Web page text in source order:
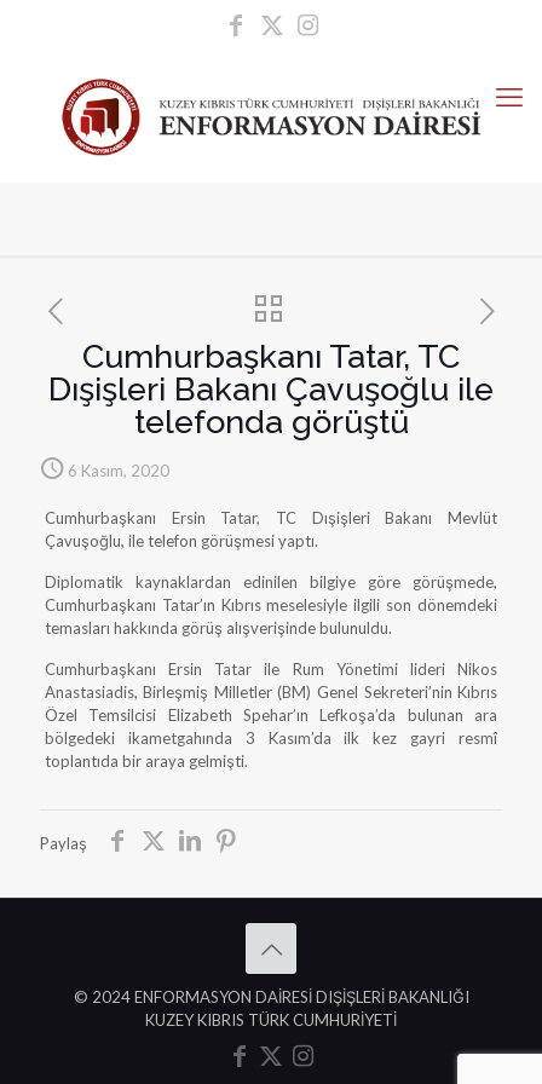
Cumhurbaşkanı Tatar, TC
Dışişleri Bakanı Çavuşoğlu ile
telefonda görüştü
6 Kasım, 2020
Cumhurbaşkanı Ersin Tatar, TC Dışişleri Bakanı Mevlüt
Çavuşoğlu, ile telefon görüşmesi yaptı.
Diplomatik kaynaklardan edinilen bilgiye göre görüşmede,
Cumhurbaşkanı Tatar’ın Kıbrıs meselesiyle ilgili son dönemdeki
temasları hakkında görüş alışverişinde bulunuldu.
Cumhurbaşkanı Ersin Tatar ile Rum Yönetimi lideri Nikos
Anastasiadis, Birleşmiş Milletler (BM) Genel Sekreteri’nin Kıbrıs
Özel Temsilcisi Elizabeth Spehar’ın Lefkoşa’da bulunan ara
bölgedeki ikametgahında 3 Kasım’da ilk kez gayri resmî
toplantıda bir araya gelmişti.
Paylaş
© 2024 ENFORMASYON DAİRESİ DIŞİŞLERİ BAKANLIĞI
KUZEY KIBRIS TÜRK CUMHURİYETİ